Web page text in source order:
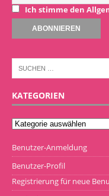
Ich stimme den
KATEGORIEN
Benutzer-Anmeldung
Benutzer-Profil
Registrierung für neue